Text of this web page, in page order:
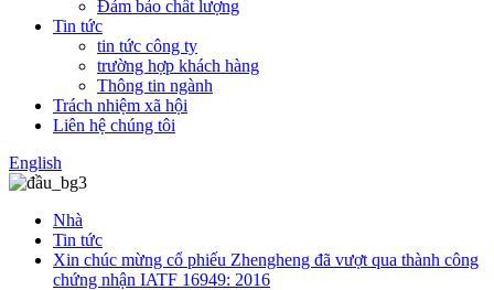
Đảm bảo chất lượng
Tin tức
tin tức công ty
trường hợp khách hàng
Thông tin ngành
Trách nhiệm xã hội
Liên hệ chúng tôi
English
Nhà
Tin tức
Xin chúc mừng cổ phiếu Zhengheng đã vượt qua thành công
chứng nhận IATF 16949: 2016